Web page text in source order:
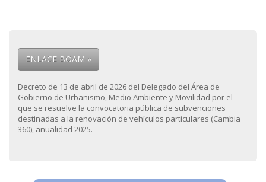
ENLACE BOAM »
Decreto de 13 de abril de 2026 del Delegado del Área de
Gobierno de Urbanismo, Medio Ambiente y Movilidad por el
que se resuelve la convocatoria pública de subvenciones
destinadas a la renovación de vehículos particulares (Cambia
360), anualidad 2025.